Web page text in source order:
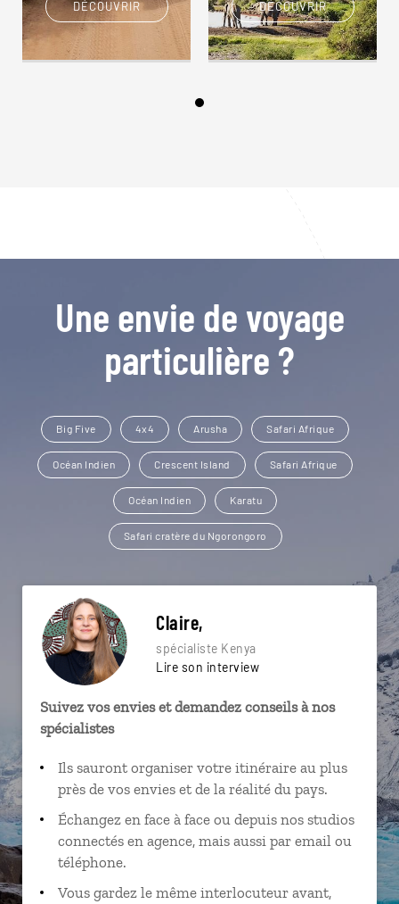
DÉCOUVRIR DÉCOUVRIR
Une envie de voyage
particulière ?
Big Five 4x4 Arusha Safari Afrique
Océan Indien Crescent Island Safari Afrique
Océan Indien Karatu
Safari cratère du Ngorongoro
Claire,
spécialiste Kenya
Lire son interview
Suivez vos envies et demandez conseils à nos
spécialistes
Ils sauront organiser votre itinéraire au plus
près de vos envies et de la réalité du pays.
Échangez en face à face ou depuis nos studios
connectés en agence, mais aussi par email ou
téléphone.
Vous gardez le même interlocuteur avant,